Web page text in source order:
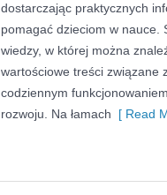
dostarczając praktycznych
pomagać dzieciom w nauce.
wiedzy, w której można
wartościowe treści związane
codziennym
rozwoju. Na łamach [ Read